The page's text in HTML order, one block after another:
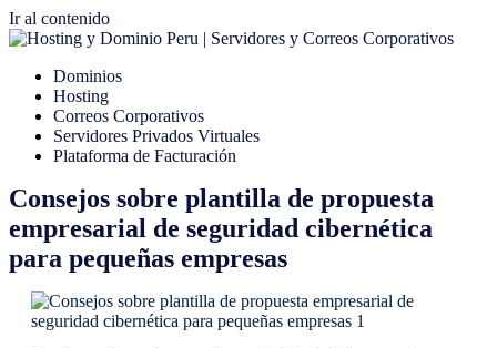
Ir al contenido
Dominios
Hosting
Correos Corporativos
Servidores Privados Virtuales
Plataforma de Facturación
Consejos sobre plantilla de propuesta
empresarial de seguridad cibernética
para pequeñas empresas